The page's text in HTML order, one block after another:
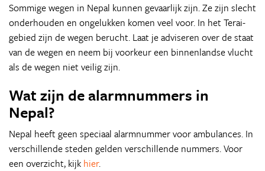
Sommige wegen in Nepal kunnen gevaarlijk zijn. Ze zijn slecht
onderhouden en ongelukken komen veel voor. In het Terai-
gebied zijn de wegen berucht. Laat je adviseren over de staat
van de wegen en neem bij voorkeur een binnenlandse vlucht
als de wegen niet veilig zijn.
Wat zijn de alarmnummers in
Nepal?
Nepal heeft geen speciaal alarmnummer voor ambulances. In
verschillende steden gelden verschillende nummers. Voor
een overzicht, kijk hier.